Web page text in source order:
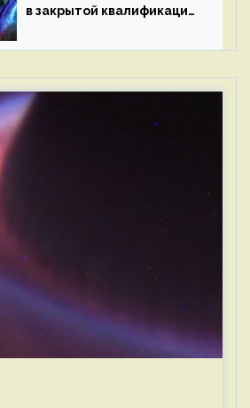
в закрытой квалификации
Западной Европы